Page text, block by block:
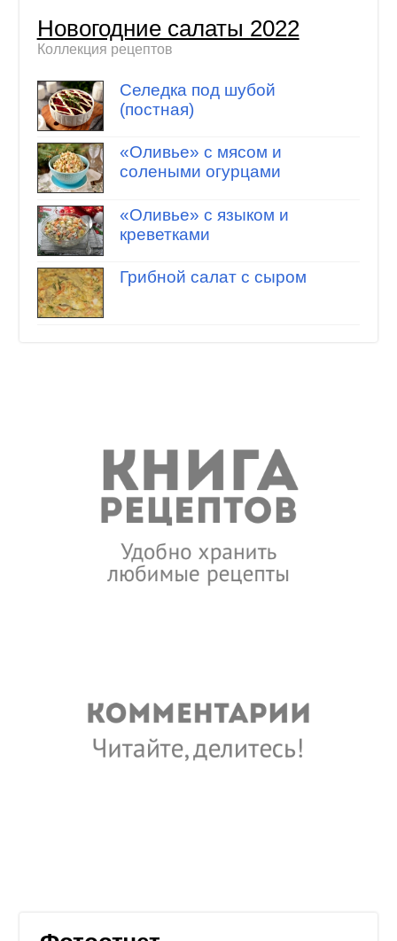
Новогодние салаты 2022
Коллекция рецептов
Селедка под шубой
(постная)
«Оливье» с мясом и
солеными огурцами
«Оливье» с языком и
креветками
Грибной салат с сыром